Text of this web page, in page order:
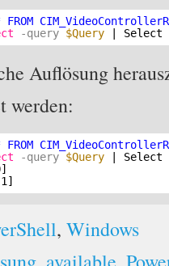
FROM
-query $Query | Select
Auflösung
werden:
FROM
-query $Query
|
,Windows